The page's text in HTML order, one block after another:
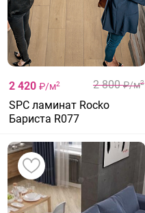
2 420 ₽/м2 2 800₽/м2
SPC ламинат Rocko
Бариста R077